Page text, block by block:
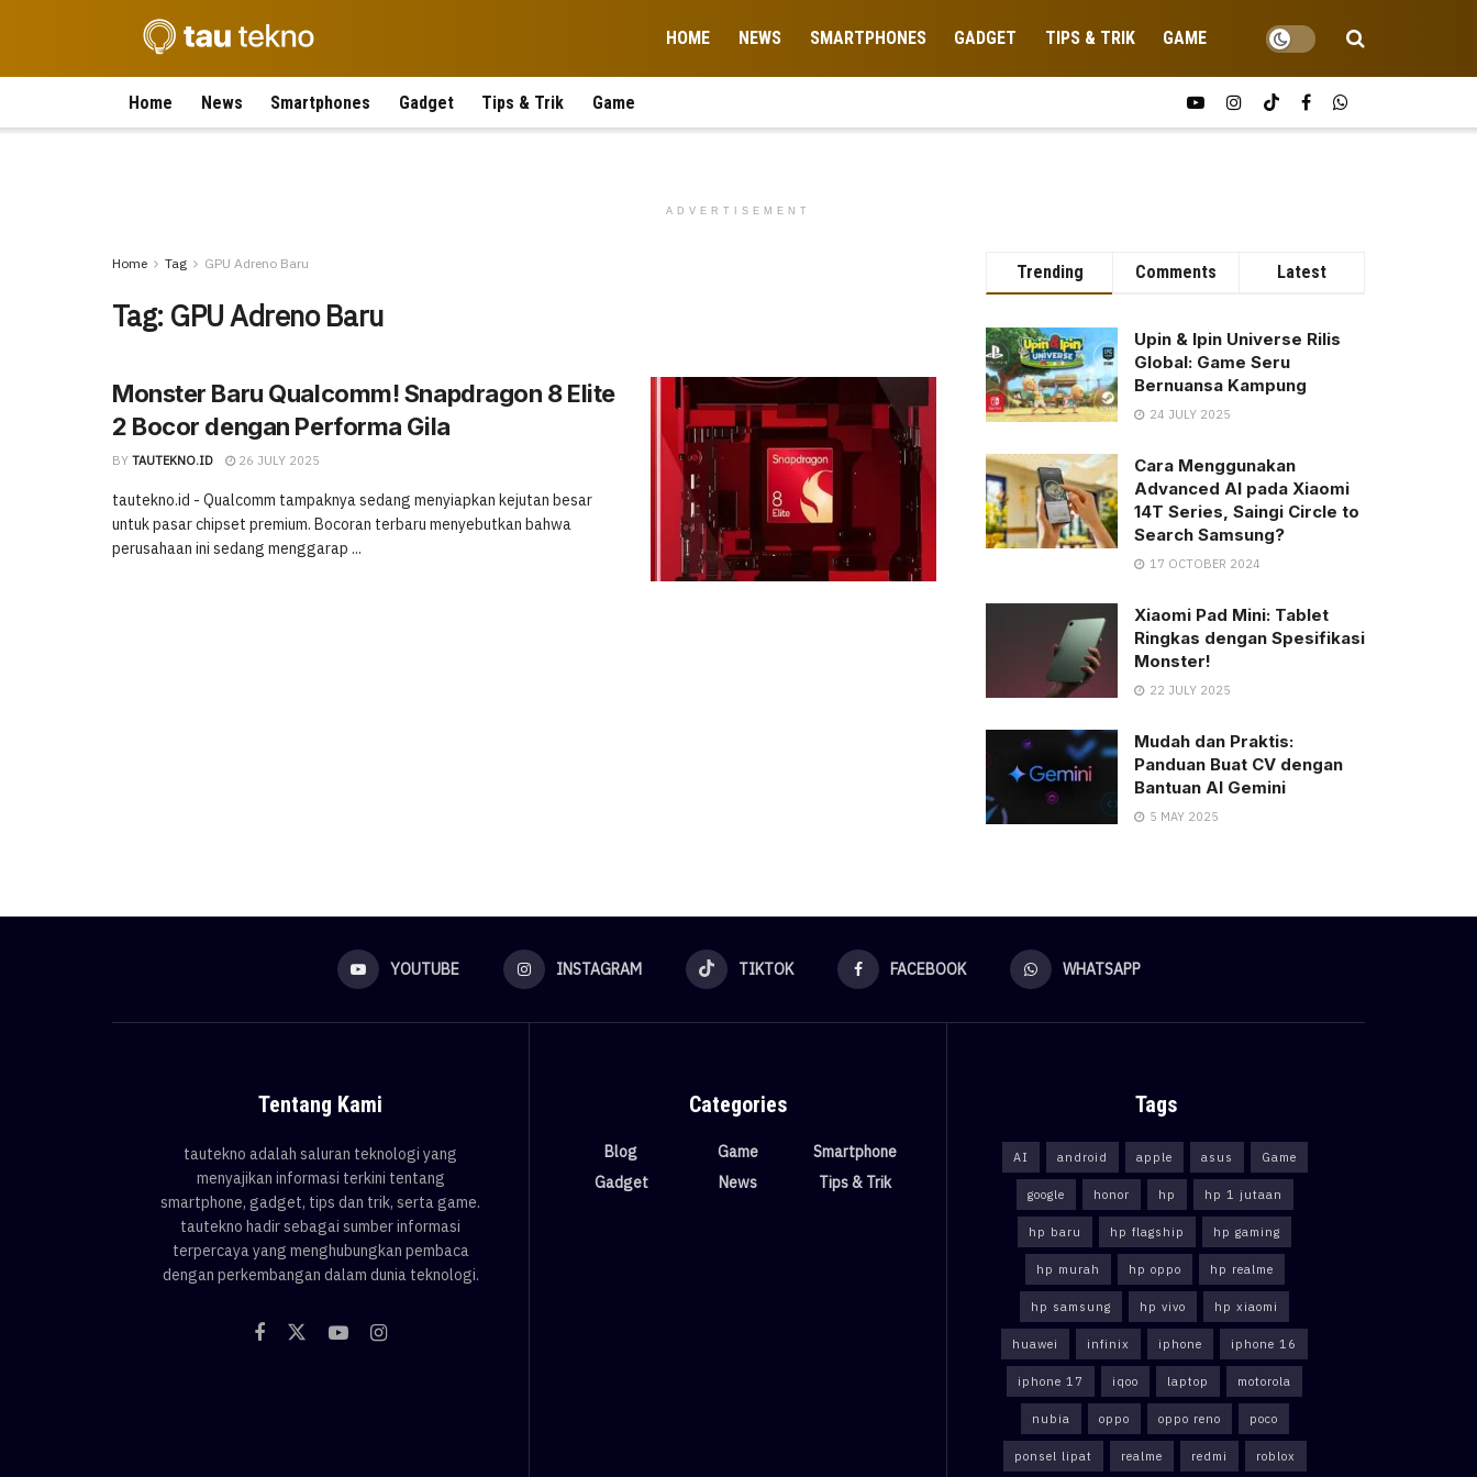
HOME NEWS SMARTPHONES GADGET TIPS & TRIK GAME
Home News Smartphones Gadget Tips & Trik Game
ADVERTISEMENT
Home Tag GPU Adreno Baru
Tag: GPU Adreno Baru
Monster Baru Qualcomm! Snapdragon 8 Elite
2 Bocor dengan Performa Gila
BY TAUTEKNO.ID 26 JULY 2025
tautekno.id - Qualcomm tampaknya sedang menyiapkan kejutan besar
untuk pasar chipset premium. Bocoran terbaru menyebutkan bahwa
perusahaan ini sedang menggarap ...
Trending Comments Latest
Upin & Ipin Universe Rilis
Global: Game Seru
Bernuansa Kampung
24 JULY 2025
Cara Menggunakan
Advanced AI pada Xiaomi
14T Series, Saingi Circle to
Search Samsung?
17 OCTOBER 2024
Xiaomi Pad Mini: Tablet
Ringkas dengan Spesifikasi
Monster!
22 JULY 2025
Mudah dan Praktis:
Panduan Buat CV dengan
Bantuan AI Gemini
5 MAY 2025
YOUTUBE INSTAGRAM TIKTOK FACEBOOK WHATSAPP
Tentang Kami
tautekno adalah saluran teknologi yang
menyajikan informasi terkini tentang
smartphone, gadget, tips dan trik, serta game.
tautekno hadir sebagai sumber informasi
terpercaya yang menghubungkan pembaca
dengan perkembangan dalam dunia teknologi.
Categories
Blog
Gadget
Game
News
Smartphone
Tips & Trik
Tags
AI android apple asus Game
google honor hp hp 1 jutaan
hp baru hp flagship hp gaming
hp murah hp oppo hp realme
hp samsung hp vivo hp xiaomi
huawei infinix iphone iphone 16
iphone 17 iqoo laptop motorola
nubia oppo oppo reno poco
ponsel lipat realme redmi roblox